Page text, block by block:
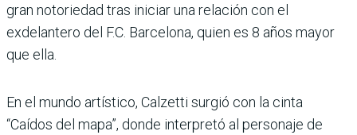
gran notoriedad tras iniciar una relación con el
exdelantero del F.C. Barcelona, quien es 8 años mayor
que ella.
En el mundo artístico, Calzetti surgió con la cinta
“Caídos del mapa”, donde interpretó al personaje de